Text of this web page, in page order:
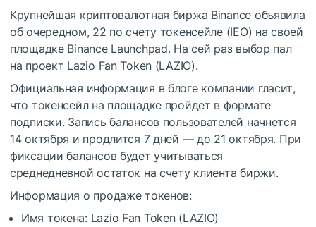
Крупнейшая криптовалютная биржа Binance объявила
об очередном, 22 по счету токенсейле (IEO) на своей
площадке Binance Launchpad. На сей раз выбор пал
на проект Lazio Fan Token (LAZIO).
Официальная информация в блоге компании гласит,
что токенсейл на площадке пройдет в формате
подписки. Запись балансов пользователей начнется
14 октября и продлится 7 дней — до 21 октября. При
фиксации балансов будет учитываться
среднедневной остаток на счету клиента биржи.
Информация о продаже токенов:
Имя токена: Lazio Fan Token (LAZIO)